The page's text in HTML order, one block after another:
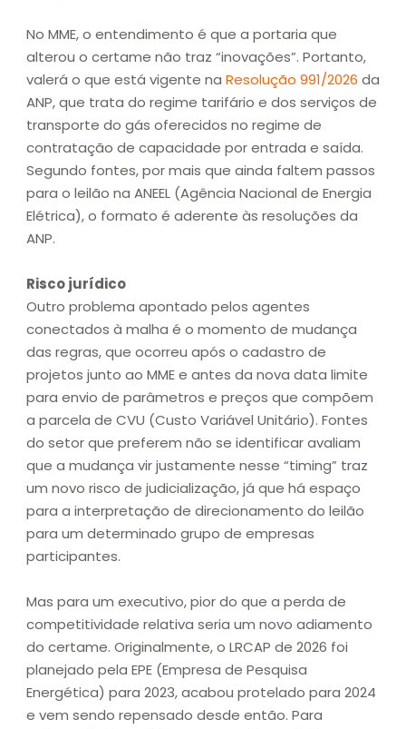
No MME, o entendimento é que a portaria que
alterou o certame não traz “inovações”. Portanto,
valerá o que está vigente na Resolução 991/2026 da
ANP, que trata do regime tarifário e dos serviços de
transporte do gás oferecidos no regime de
contratação de capacidade por entrada e saída.
Segundo fontes, por mais que ainda faltem passos
para o leilão na ANEEL (Agência Nacional de Energia
Elétrica), o formato é aderente às resoluções da
ANP.
Risco jurídico
Outro problema apontado pelos agentes
conectados à malha é o momento de mudança
das regras, que ocorreu após o cadastro de
projetos junto ao MME e antes da nova data limite
para envio de parâmetros e preços que compõem
a parcela de CVU (Custo Variável Unitário). Fontes
do setor que preferem não se identificar avaliam
que a mudança vir justamente nesse “timing” traz
um novo risco de judicialização, já que há espaço
para a interpretação de direcionamento do leilão
para um determinado grupo de empresas
participantes.
Mas para um executivo, pior do que a perda de
competitividade relativa seria um novo adiamento
do certame. Originalmente, o LRCAP de 2026 foi
planejado pela EPE (Empresa de Pesquisa
Energética) para 2023, acabou protelado para 2024
e vem sendo repensado desde então. Para